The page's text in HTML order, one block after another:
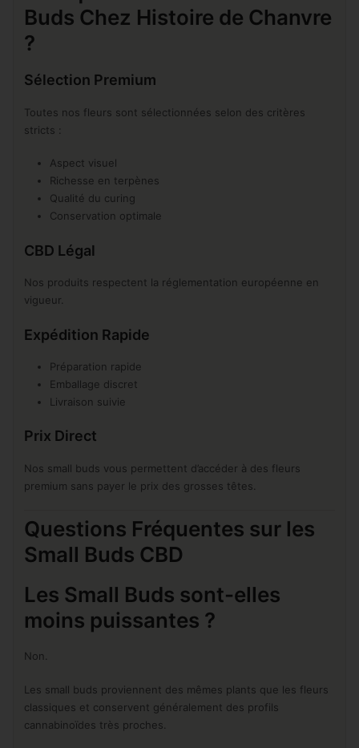
Buds Chez Histoire de Chanvre
?
Sélection Premium
Toutes nos fleurs sont sélectionnées selon des critères
stricts :
Aspect visuel
Richesse en terpènes
Qualité du curing
Conservation optimale
CBD Légal
Nos produits respectent la réglementation européenne en
vigueur.
Expédition Rapide
Préparation rapide
Emballage discret
Livraison suivie
Prix Direct
Nos small buds vous permettent d’accéder à des fleurs
premium sans payer le prix des grosses têtes.
Questions Fréquentes sur les
Small Buds CBD
Les Small Buds sont-elles
moins puissantes ?
Non.
Les small buds proviennent des mêmes plants que les fleurs
classiques et conservent généralement des profils
cannabinoïdes très proches.